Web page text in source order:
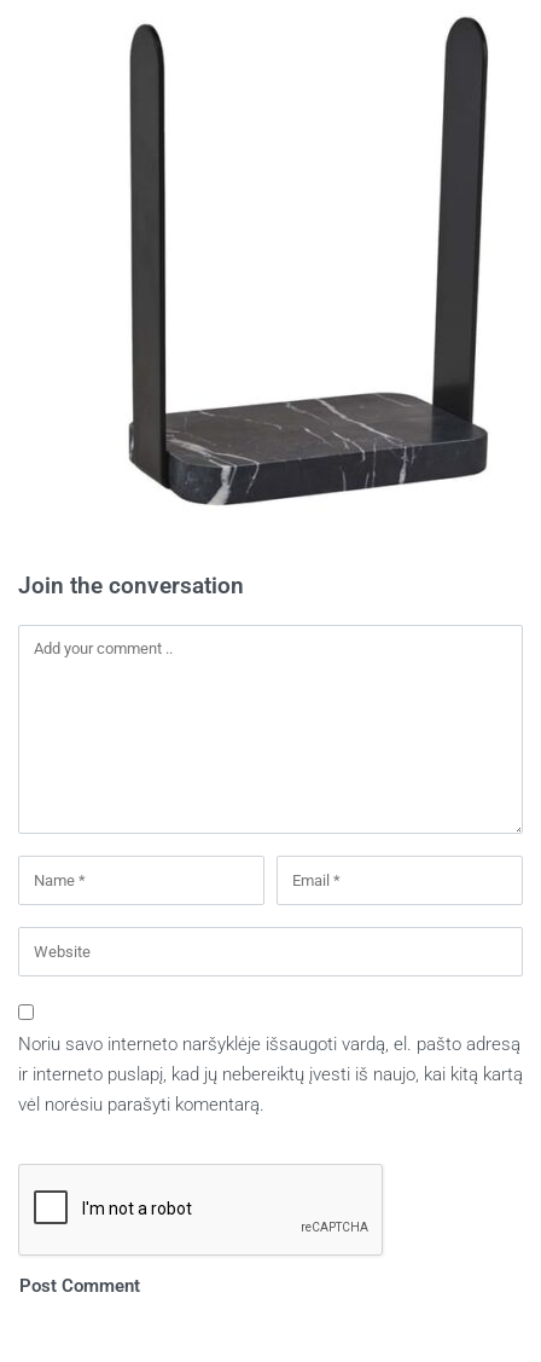
Join the conversation
Noriu savo interneto naršyklėje išsaugoti vardą, el. pašto adresą
ir interneto puslapį, kad jų nebereiktų įvesti iš naujo, kai kitą kartą
vėl norėsiu parašyti komentarą.